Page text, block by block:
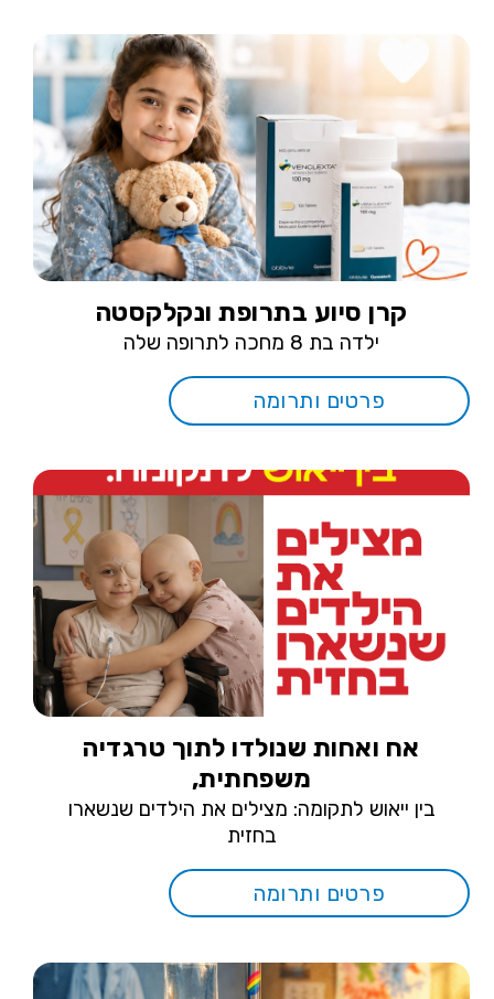
קרן סיוע בתרופת ונקלקסטה
ילדה בת 8 מחכה לתרופה שלה
פרטים ותרומה
אח ואחות שנולדו לתוך טרגדיה
משפחתית,
בין ייאוש לתקומה: מצילים את הילדים שנשארו
בחזית
פרטים ותרומה